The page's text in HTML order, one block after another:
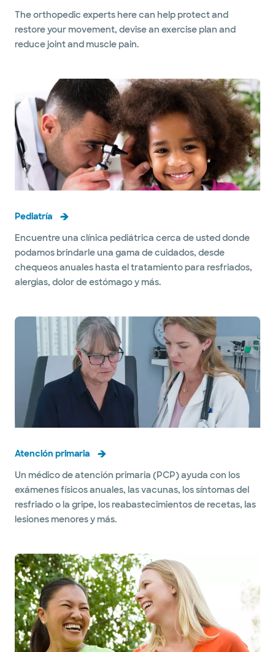
The orthopedic experts here can help protect and
restore your movement, devise an exercise plan and
reduce joint and muscle pain.
Pediatría
Encuentre una clínica pediátrica cerca de usted donde
podamos brindarle una gama de cuidados, desde
chequeos anuales hasta el tratamiento para resfriados,
alergias, dolor de estómago y más.
Atención primaria
Un médico de atención primaria (PCP) ayuda con los
exámenes físicos anuales, las vacunas, los síntomas del
resfriado o la gripe, los reabastecimientos de recetas, las
lesiones menores y más.